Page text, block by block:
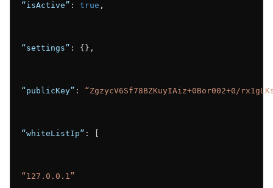
“isActive” : true ,
“settings” : {},
“publicKey” : “ZgzycV6Sf78BZKuyIAiz+0Bor002+0/
“whiteListIp” : [
“127.0.0.1”